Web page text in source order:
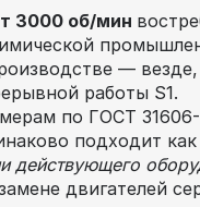
3000 об/мин в
— везде,
работы S1.
по ГОСТ 31606-
подходит как
действующего
двигателей